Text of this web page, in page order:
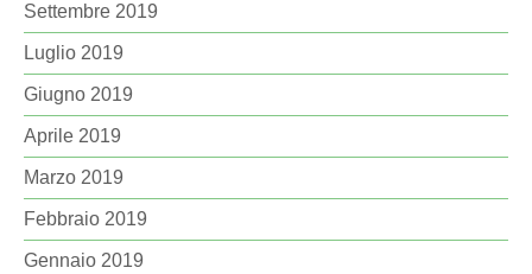
Settembre 2019
Luglio 2019
Giugno 2019
Aprile 2019
Marzo 2019
Febbraio 2019
Gennaio 2019